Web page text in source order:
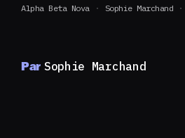
Alpha Beta Nova Sophie Marchand
Par Sophie Marchand